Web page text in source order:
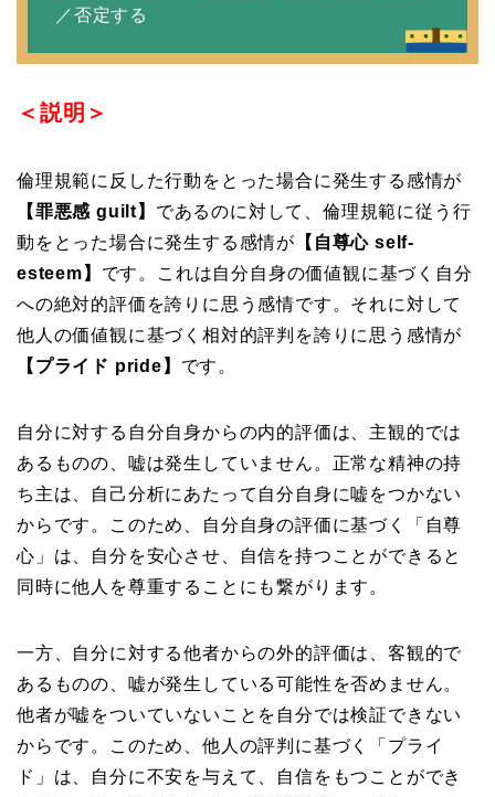
／否定する
＜説明＞
倫理規範に反した行動をとった場合に発生する感情が
【罪悪感 guilt】 であるのに対して、倫理規範に従う行
動をとった場合に発生する感情が 【自尊心 self-
esteem】 です。これは自分自身の価値観に基づく自分
への絶対的評価を誇りに思う感情です。それに対して
他人の価値観に基づく相対的評判を誇りに思う感情が
【プライド pride】 です。
自分に対する自分自身からの内的評価は、主観的では
あるものの、嘘は発生していません。正常な精神の持
ち主は、自己分析にあたって自分自身に嘘をつかない
からです。このため、自分自身の評価に基づく「自尊
心」は、自分を安心させ、自信を持つことができると
同時に他人を尊重することにも繋がります。
一方、自分に対する他者からの外的評価は、客観的で
あるものの、嘘が発生している可能性を否めません。
他者が嘘をついていないことを自分では検証できない
からです。このため、他人の評判に基づく「プライ
ド」は、自分に不安を与えて、自信をもつことができ